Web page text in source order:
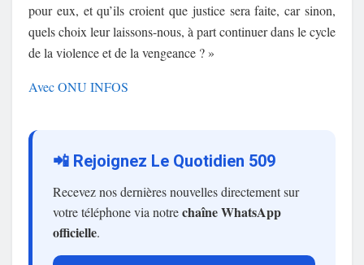
pour eux, et qu’ils croient que justice sera faite, car sinon,
quels choix leur laissons-nous, à part continuer dans le cycle
de la violence et de la vengeance ? »
Avec ONU INFOS
📲 Rejoignez Le Quotidien 509
Recevez nos dernières nouvelles directement sur
votre téléphone via notrechaîne WhatsApp
officielle.